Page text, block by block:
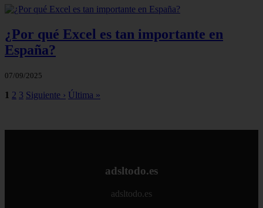
¿Por qué Excel es tan importante en
España?
07/09/2025
1 2 3 Siguiente › Última »
adsltodo.es
adsltodo.es